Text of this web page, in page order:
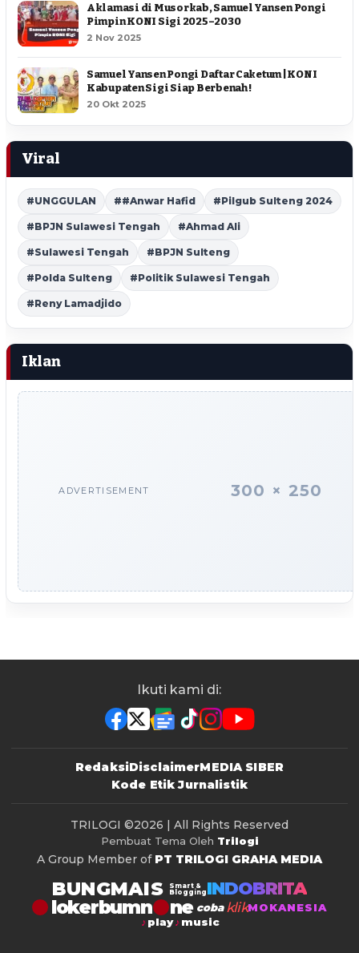
Aklamasi di Musorkab, Samuel Yansen Pongi
Pimpin KONI Sigi 2025–2030
2 Nov 2025
Samuel Yansen Pongi Daftar Caketum | KONI
Kabupaten Sigi Siap Berbenah !
20 Okt 2025
Viral
#UNGGULAN ##Anwar Hafid #Pilgub Sulteng 2024
#BPJN Sulawesi Tengah #Ahmad Ali
#Sulawesi Tengah #BPJN Sulteng
#Polda Sulteng #Politik Sulawesi Tengah
#Reny Lamadjido
Iklan
ADVERTISEMENT 300 × 250
Ikuti kami di:
RedaksiDisclaimerMEDIA SIBER
Kode Etik Jurnalistik
TRILOGI ©2026 | All Rights Reserved
Pembuat Tema Oleh Trilogi
A Group Member of PT TRILOGI GRAHA MEDIA
BUNGMAIS
Smart &
Blogging INDOBRITA
lokerbumn coba klikMOKANESIA
play
music